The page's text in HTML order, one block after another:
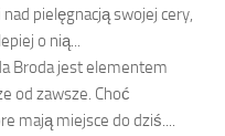
pielęgnacją swojej cery,
o nią...
Broda jest elementem
od zawsze. Choć
mają miejsce do dziś....